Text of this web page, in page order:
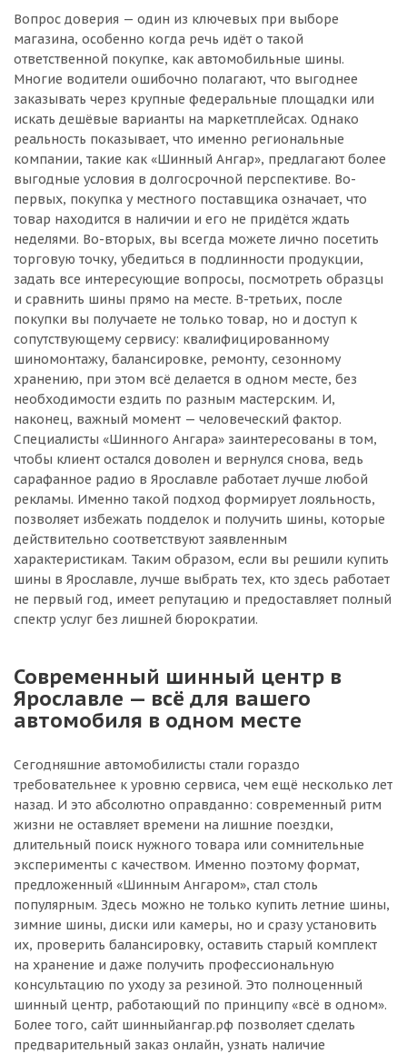
Вопрос доверия — один из ключевых при выборе
магазина, особенно когда речь идёт о такой
ответственной покупке, как автомобильные шины.
Многие водители ошибочно полагают, что выгоднее
заказывать через крупные федеральные площадки или
искать дешёвые варианты на маркетплейсах. Однако
реальность показывает, что именно региональные
компании, такие как «Шинный Ангар», предлагают более
выгодные условия в долгосрочной перспективе. Во-
первых, покупка у местного поставщика означает, что
товар находится в наличии и его не придётся ждать
неделями. Во-вторых, вы всегда можете лично посетить
торговую точку, убедиться в подлинности продукции,
задать все интересующие вопросы, посмотреть образцы
и сравнить шины прямо на месте. В-третьих, после
покупки вы получаете не только товар, но и доступ к
сопутствующему сервису: квалифицированному
шиномонтажу, балансировке, ремонту, сезонному
хранению, при этом всё делается в одном месте, без
необходимости ездить по разным мастерским. И,
наконец, важный момент — человеческий фактор.
Специалисты «Шинного Ангара» заинтересованы в том,
чтобы клиент остался доволен и вернулся снова, ведь
сарафанное радио в Ярославле работает лучше любой
рекламы. Именно такой подход формирует лояльность,
позволяет избежать подделок и получить шины, которые
действительно соответствуют заявленным
характеристикам. Таким образом, если вы решили купить
шины в Ярославле, лучше выбрать тех, кто здесь работает
не первый год, имеет репутацию и предоставляет полный
спектр услуг без лишней бюрократии.
Современный шинный центр в
Ярославле — всё для вашего
автомобиля в одном месте
Сегодняшние автомобилисты стали гораздо
требовательнее к уровню сервиса, чем ещё несколько лет
назад. И это абсолютно оправданно: современный ритм
жизни не оставляет времени на лишние поездки,
длительный поиск нужного товара или сомнительные
эксперименты с качеством. Именно поэтому формат,
предложенный «Шинным Ангаром», стал столь
популярным. Здесь можно не только купить летние шины,
зимние шины, диски или камеры, но и сразу установить
их, проверить балансировку, оставить старый комплект
на хранение и даже получить профессиональную
консультацию по уходу за резиной. Это полноценный
шинный центр, работающий по принципу «всё в одном».
Более того, сайт шинныйангар.рф позволяет сделать
предварительный заказ онлайн, узнать наличие